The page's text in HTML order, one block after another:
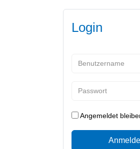
Login
Angemeldet